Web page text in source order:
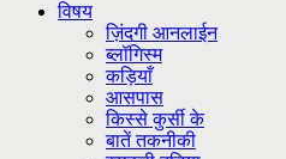
विषय
ज़िंदगी आनलाईन
ब्लॉगिस्म
कड़ियाँ
आसपास
किस्से कुर्सी के
बातें तकनीकी